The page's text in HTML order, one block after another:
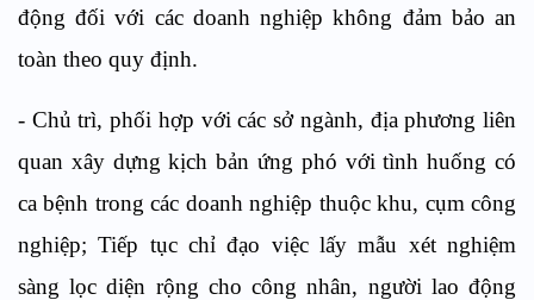
động đối với các doanh nghiệp không đảm bảo an
toàn theo quy định.
- Chủ trì, phối hợp với các sở ngành, địa phương liên
quan xây dựng kịch bản ứng phó với tình huống có
ca bệnh trong các doanh nghiệp thuộc khu, cụm công
nghiệp; Tiếp tục chỉ đạo việc lấy mẫu xét nghiệm
sàng lọc diện rộng cho công nhân, người lao động